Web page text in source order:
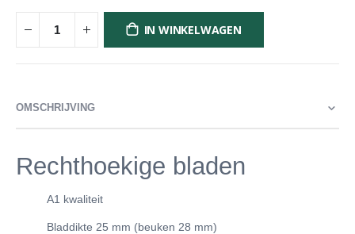
IN WINKELWAGEN
OMSCHRIJVING
Rechthoekige bladen
A1 kwaliteit
Bladdikte 25 mm (beuken 28 mm)